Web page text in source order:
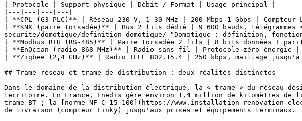
| Protocole | Support physique | Débit / Format | Usage principal |
|---|---|---|---|
| **CPL (G3-PLC)** | Réseau 230 V, 1–30 MHz | 200 Mbps–1 Gbps |
| **KNX (paire torsadée)** | Bus 2 fils dédié | 9 600 bauds,
securite/domotique/definition-domotique/ "Domotique : définition,
| **Modbus RTU (RS-485)** | Paire torsadée 2 fils | 8 bits données +
| **EnOcean (radio 868 MHz)** | Radio sans fil | Protocole zéro-énergie
| **Zigbee (2,4 GHz)** | Radio IEEE 802.15.4 | 250 kbps, maillage
## Trame réseau et trame de distribution : deux réalités distinctes
Dans le domaine de la distribution électrique, la « trame » du réseau
territoire. En France, Enedis gère environ 1,4 million de kilomètres de
trame BT ; la [norme NF C 15-100](https://www.installation-renovation-
de livraison (compteur Linky) jusqu'aux prises et équipements terminaux.